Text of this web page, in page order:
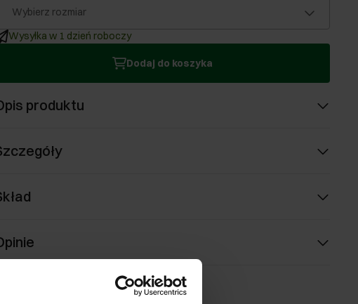
Wybierz rozmiar
Wysyłka w 1 dzień roboczy
Dodaj do koszyka
produktu